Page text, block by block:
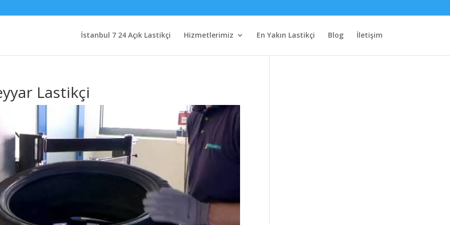
İstanbul 7 24 Açık Lastikçi Hizmetlerimiz En Yakın Lastikçi Blog İletişim
Lastikçi